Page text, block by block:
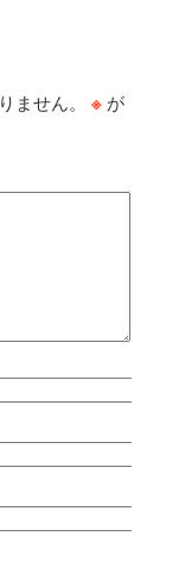
ません。 ※ が